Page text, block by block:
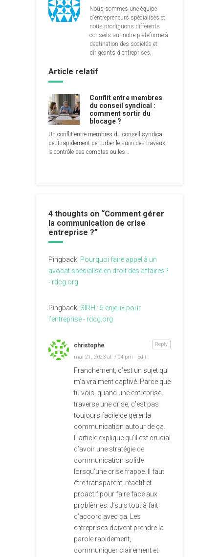
Nous sommes une équipe
d'entrepreneurs spécialisés et
nous prodiguons différents
conseils sur notre plateforme à
destination des sociétés et
dirigeants d'entreprises.
Article relatif
Conflit entre membres
du conseil syndical :
comment sortir du
blocage ?
Un conflit entre membres du conseil syndical
peut rapidement perturber le suivi des travaux,
le contrôle des comptes ou les…
4 thoughts on “Comment gérer
la communication de crise
entreprise ?”
Pingback: Pourquoi faire appel à un
avocat spécialisé en droit des affaires ?
- rdcg.org
Pingback: SIRH : 5 enjeux pour
l’entreprise - rdcg.org
christophe
mai 21, 2023 at 7:04 pm · Edit
Franchement, c’est un sujet qui
m’a vraiment captivé. Parce que
tu vois, quand une entreprise
traverse une crise, c’est pas
toujours facile de gérer la
communication autour de ça.
L’article explique qu’il est crucial
d’avoir une stratégie de
communication solide
lorsqu’une crise frappe. Il faut
être transparent, réactif et
proactif pour faire face aux
problèmes. J’suis tout à fait
d’accord avec ça. Les
entreprises doivent prendre la
parole rapidement,
communiquer clairement et
Reply